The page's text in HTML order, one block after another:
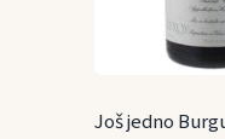
Još jedno